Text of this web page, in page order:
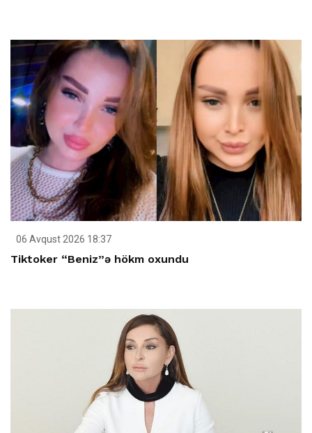
06 Avqust 2026 18:37
Tiktoker “Beniz”ə hökm oxundu